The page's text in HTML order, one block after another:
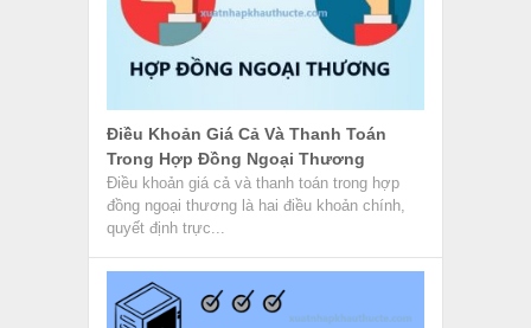
Điều Khoản Giá Cả Và Thanh Toán
Trong Hợp Đồng Ngoại Thương
Điều khoản giá cả và thanh toán trong hợp
đồng ngoại thương là hai điều khoản chính,
quyết định trực...